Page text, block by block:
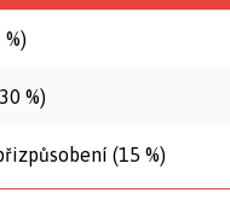
%)
%)
(15 %)